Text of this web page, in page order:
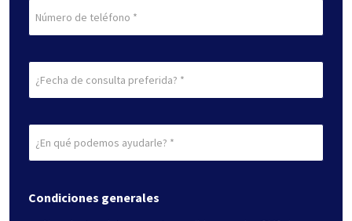
Teléfono
de
preferida
(Obligatorio)
qué
ayudarle?
Condiciones generales